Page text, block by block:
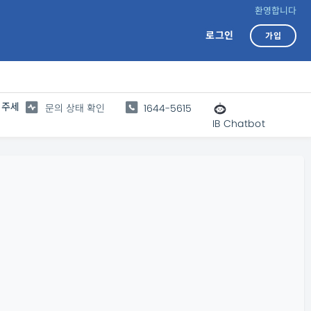
환영합니다
로그인 가입
세 문의 상태 확인
1644-5615
IB Chatbot